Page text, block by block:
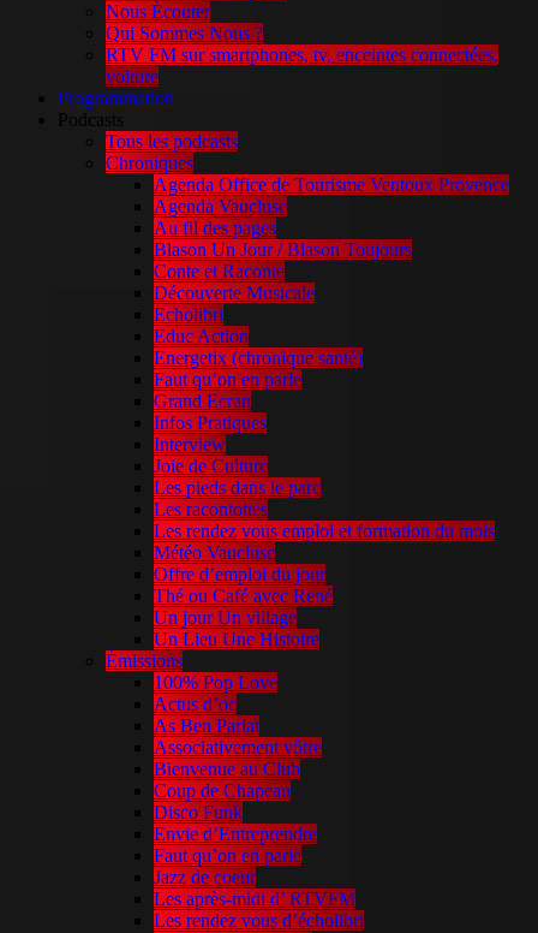
Nous Écouter
Qui Sommes Nous ?
RTV FM sur smartphones, tv, enceintes connectées,
voiture
Programmation
Podcasts
Tous les podcasts
Chroniques
Agenda Office de Tourisme Ventoux Provence
Agenda Vaucluse
Au fil des pages
Blason Un Jour / Blason Toujours
Conte et Raconte
Découverte Musicale
Echolibri
Educ Action
Energetix (chronique santé)
Faut qu’on en parle
Grand Ecran
Infos Pratiques
Interview
Joie de Culture
Les pieds dans le parc
Les racontottes
Les rendez vous emploi et formation du mois
Météo Vaucluse
Offre d’emploi du jour
Thé ou Café avec René
Un jour Un village
Un Lieu Une Histoire
Émissions
100% Pop Love
Actus d’oc
As Ben Parlat
Associativement vôtre
Bienvenue au Club
Coup de Chapeau
Disco Funk
Envie d’Entreprendre
Faut qu’on en parle
Jazz de coeur
Les après-midi d’ RTVFM
Les rendez vous d’écholibri